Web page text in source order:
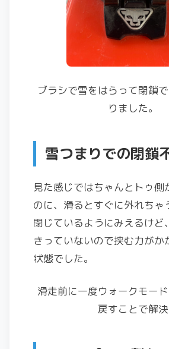
ブラシで雪をはらって閉鎖
りました。
雪つまりでの閉鎖
見た感じではちゃんとトゥ側
のに、滑るとすぐに外れちゃ
閉じているようにみえるけど
きっていないので挟む力がか
状態でした。
滑走前に一度ウォークモー
戻すことで解決